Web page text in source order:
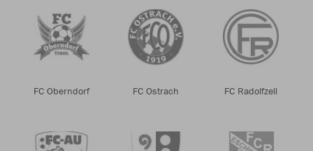
FC Oberndorf FC Ostrach FC Radolfzell